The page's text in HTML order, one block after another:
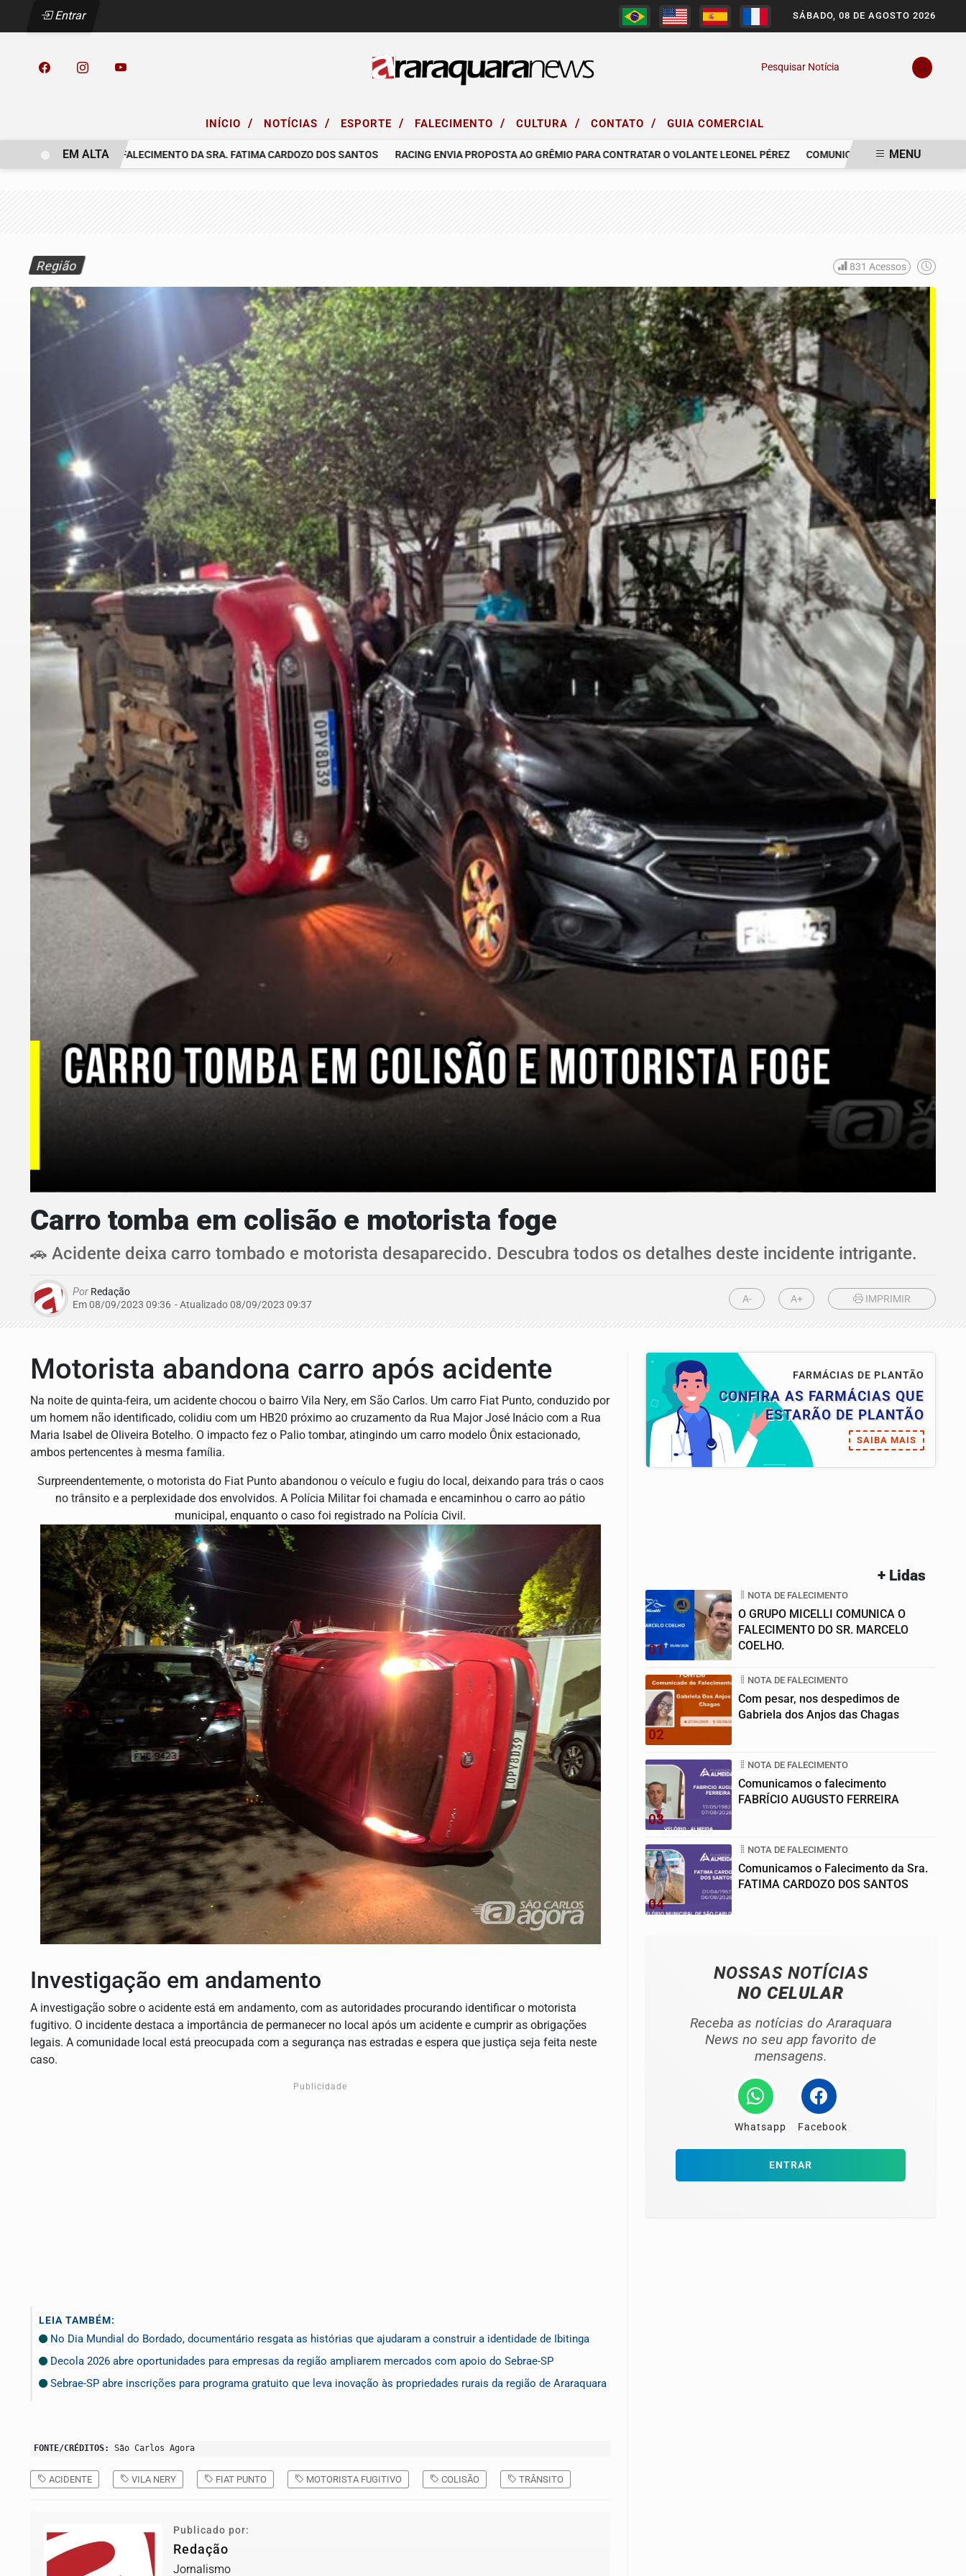
Entrar SÁBADO, 08 DE AGOSTO 2026
Pesquisar Notícia
INÍCIO / NOTÍCIAS / ESPORTE / FALECIMENTO / CULTURA / CONTATO / GUIA COMERCIAL
COMUNICAMOS O FALECIMENTO DA SRA. FATIMA CARDOZO DOS SANTOS RACING ENVIA PROPOSTA AO GRÊMIO PARA CONTRATAR O VOLANTE LEONEL PÉREZ COMUNICAMOS O FALECIMENTO DO
EM ALTA MENU
Região 831 Acessos
Carro tomba em colisão e motorista foge
🚗 Acidente deixa carro tombado e motorista desaparecido. Descubra todos os detalhes deste incidente intrigante.
Por Redação
Em 08/09/2023 09:36 - Atualizado08/09/2023 09:37 A- A+ IMPRIMIR
Motorista abandona carro após acidente
Na noite de quinta-feira, um acidente chocou o bairro Vila Nery, em São Carlos. Um carro Fiat Punto, conduzido por
um homem não identificado, colidiu com um HB20 próximo ao cruzamento da Rua Major José Inácio com a Rua
Maria Isabel de Oliveira Botelho. O impacto fez o Palio tombar, atingindo um carro modelo Ônix estacionado,
ambos pertencentes à mesma família.
Surpreendentemente, o motorista do Fiat Punto abandonou o veículo e fugiu do local, deixando para trás o caos
no trânsito e a perplexidade dos envolvidos. A Polícia Militar foi chamada e encaminhou o carro ao pátio
municipal, enquanto o caso foi registrado na Polícia Civil.
Investigação em andamento
A investigação sobre o acidente está em andamento, com as autoridades procurando identificar o motorista
fugitivo. O incidente destaca a importância de permanecer no local após um acidente e cumprir as obrigações
legais. A comunidade local está preocupada com a segurança nas estradas e espera que justiça seja feita neste
caso.
Publicidade
LEIA TAMBÉM:
No Dia Mundial do Bordado, documentário resgata as histórias que ajudaram a construir a identidade de Ibitinga
Decola 2026 abre oportunidades para empresas da região ampliarem mercados com apoio do Sebrae-SP
Sebrae-SP abre inscrições para programa gratuito que leva inovação às propriedades rurais da região de Araraquara
FONTE/CRÉDITOS: São Carlos Agora
ACIDENTE VILA NERY FIAT PUNTO MOTORISTA FUGITIVO COLISÃO TRÂNSITO
Publicado por:
Redação
Jornalismo
FARMÁCIAS DE PLANTÃO
CONFIRA AS FARMÁCIAS QUE
ESTARÃO DE PLANTÃO
SAIBA MAIS
+ Lidas
01
NOTA DE FALECIMENTO
O GRUPO MICELLI COMUNICA O
FALECIMENTO DO SR. MARCELO
COELHO.
02
NOTA DE FALECIMENTO
Com pesar, nos despedimos de
Gabriela dos Anjos das Chagas
03
NOTA DE FALECIMENTO
Comunicamos o falecimento
FABRÍCIO AUGUSTO FERREIRA
04
NOTA DE FALECIMENTO
Comunicamos o Falecimento da Sra.
FATIMA CARDOZO DOS SANTOS
NOSSAS NOTÍCIAS
NO CELULAR
Receba as notícias do Araraquara
News no seu app favorito de
mensagens.
Whatsapp Facebook
ENTRAR